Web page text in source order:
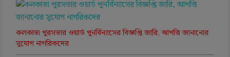
কলকাতা পুরসভার ওয়ার্ড পুনর্বিন্যাসের বিজ্ঞপ্তি জারি, আপত্তি জানানোর
সুযোগ নাগরিকদের